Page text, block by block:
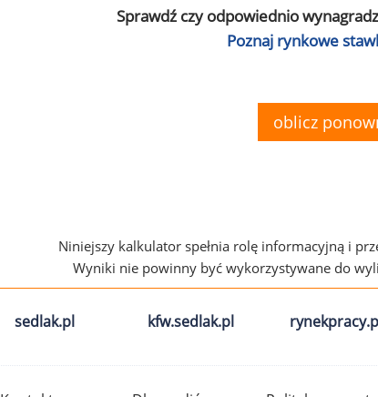
Sprawdź czy odpowiednio
Poznaj rynkowe
oblicz
Niniejszy kalkulator spełnia rolę informacyjną i
Wyniki nie powinny być wykorzystywane do
sedlak.pl kfw.sedlak.pl